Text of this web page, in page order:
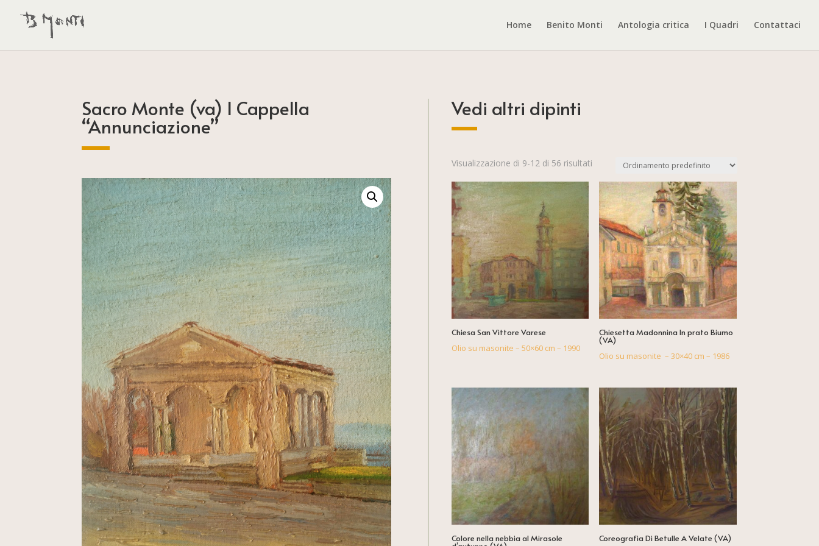
Home Benito Monti Antologia critica I Quadri Contattaci
Sacro Monte (va) I Cappella
“Annunciazione”
Vedi altri dipinti
Visualizzazione di 9-12 di 56 risultati
Chiesa San Vittore Varese
Olio su masonite – 50×60 cm – 1990
Chiesetta Madonnina In prato Biumo
(VA)
Olio su masonite – 30×40 cm – 1986
Colore nella nebbia al Mirasole Coreografia Di Betulle A Velate (VA)